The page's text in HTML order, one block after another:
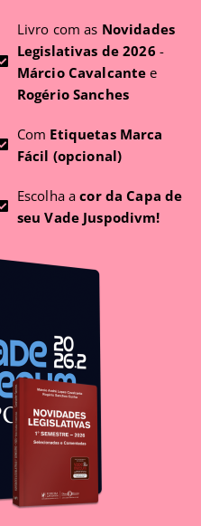
Livro com as Novidades
Legislativas de 2026 -
Márcio Cavalcante e
Rogério Sanches
Com Etiquetas Marca
Fácil (opcional)
Escolha acor da Capa de
seu Vade Juspodivm!